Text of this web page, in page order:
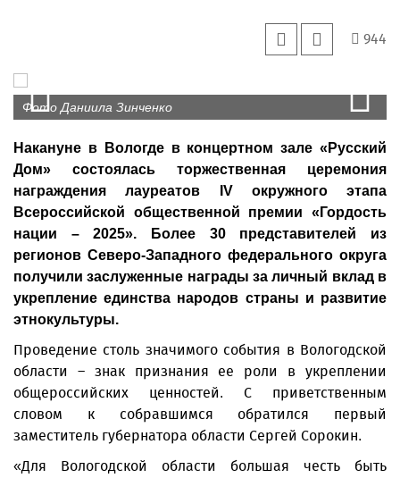
944
Prev
Фото Даниила Зинченко
Накануне в Вологде в концертном зале «Русский
Дом» состоялась торжественная церемония
награждения лауреатов IV окружного этапа
Всероссийской общественной премии «Гордость
нации – 2025». Более 30 представителей из
регионов Северо-Западного федерального округа
получили заслуженные награды за личный вклад в
укрепление единства народов страны и развитие
этнокультуры.
Проведение столь значимого события в Вологодской
области – знак признания ее роли в укреплении
общероссийских ценностей. С приветственным
словом к собравшимся обратился первый
заместитель губернатора области Сергей Сорокин.
«Для Вологодской области большая честь быть